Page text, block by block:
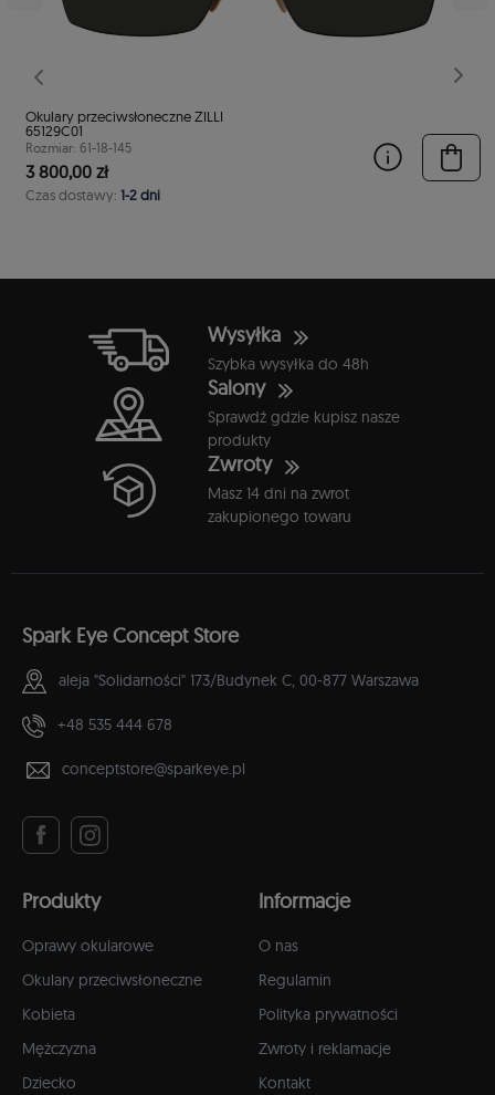
Poprzedni
Okulary przeciwsłoneczne ZILLI
65129C01
Rozmiar: 61-18-145
3 800,00 zł
Czas dostawy: 1-2 dni
Wysyłka
Szybka wysyłka do 48h
Salony
Sprawdź gdzie kupisz nasze
produkty
Zwroty
Masz 14 dni na zwrot
zakupionego towaru
Spark Eye Concept Store
aleja "Solidarności" 173/Budynek C, 00-877 Warszawa
+48 535 444 678
conceptstore@sparkeye.pl
Produkty
Oprawy okularowe
Okulary przeciwsłoneczne
Kobieta
Mężczyzna
Dziecko
Informacje
O nas
Regulamin
Polityka prywatności
Zwroty i reklamacje
Kontakt